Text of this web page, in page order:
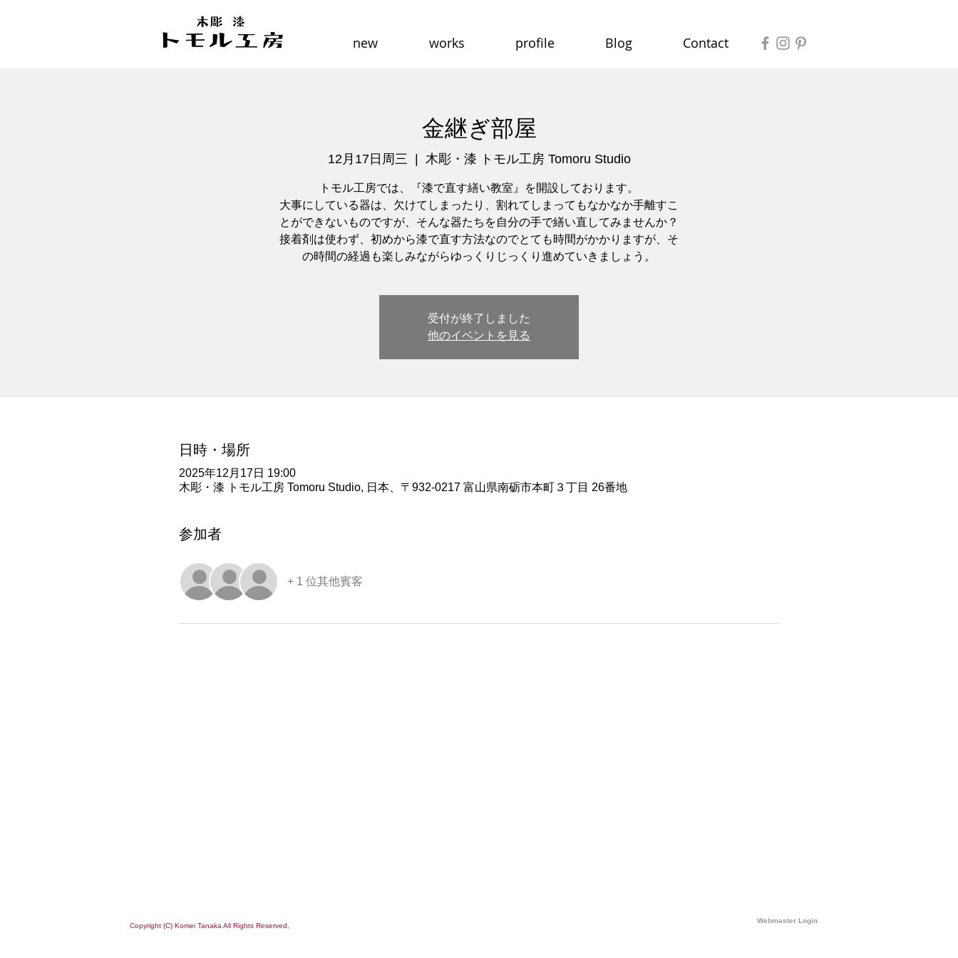
new works profile Blog Contact
金継ぎ部屋
12月17日周三
  |
木彫・漆 トモル工房 Tomoru Studio
トモル工房では、『漆で直す繕い教室』を開設しております。
大事にしている器は、欠けてしまったり、割れてしまってもなかなか手離すこ
とができないものですが、そんな器たちを自分の手で繕い直してみませんか？
接着剤は使わず、初めから漆で直す方法なのでとても時間がかかりますが、そ
の時間の経過も楽しみながらゆっくりじっくり進めていきましょう。
受付が終了しました
他のイベントを見る
日時・場所
2025年12月17日 19:00
木彫・漆 トモル工房 Tomoru Studio, 日本、〒932-0217 富山県南砺市本町３丁目 26番地
参加者
+ 1 位其他賓客
Copyright (C) Komei Tanaka All Rights Reserved,
Webmaster Login